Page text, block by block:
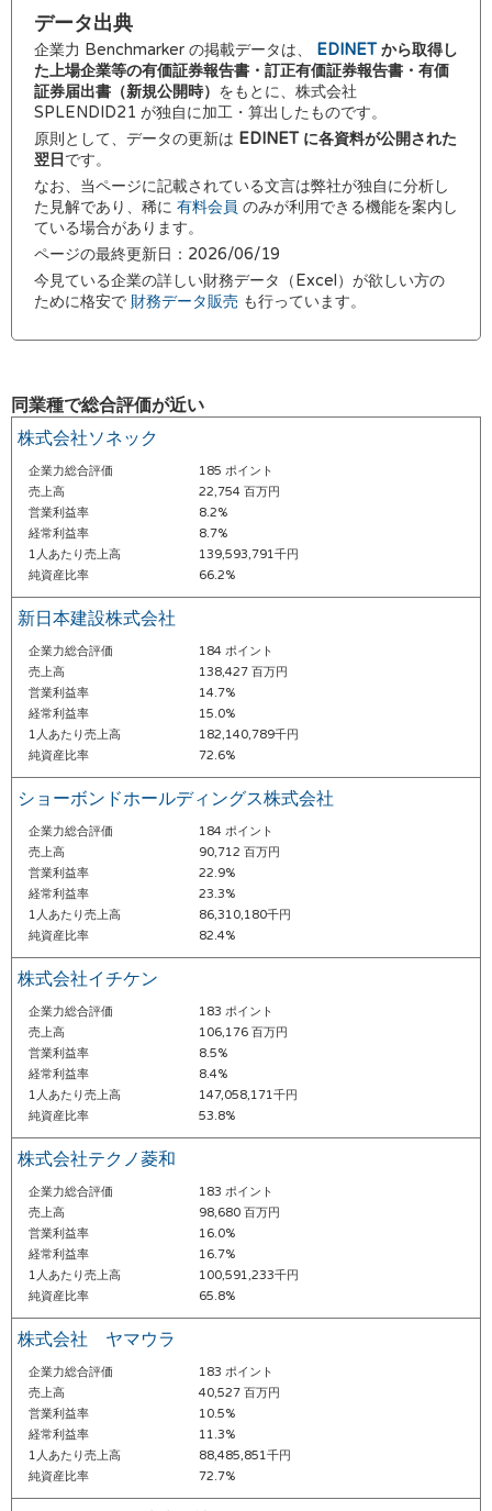
データ出典
企業力 Benchmarker の掲載データは、 EDINETから取得し
た上場企業等の有価証券報告書・訂正有価証券報告書・有価
証券届出書（新規公開時） をもとに、株式会社
SPLENDID21 が独自に加工・算出したものです。
原則として、データの更新は EDINET に各資料が公開された
翌日 です。
なお、当ページに記載されている文言は弊社が独自に分析し
た見解であり、稀に 有料会員 のみが利用できる機能を案内し
ている場合があります。
ページの最終更新日：2026/06/19
今見ている企業の詳しい財務データ（Excel）が欲しい方の
ために格安で 財務データ販売 も行っています。
同業種で総合評価が近い
株式会社ソネック
企業力総合評価
185 ポイント
売上高
22,754 百万円
営業利益率
8.2%
経常利益率
8.7%
1人あたり売上高
139,593,791千円
純資産比率
66.2%
新日本建設株式会社
企業力総合評価
184 ポイント
売上高
138,427 百万円
営業利益率
14.7%
経常利益率
15.0%
1人あたり売上高
182,140,789千円
純資産比率
72.6%
ショーボンドホールディングス株式会社
企業力総合評価
184 ポイント
売上高
90,712 百万円
営業利益率
22.9%
経常利益率
23.3%
1人あたり売上高
86,310,180千円
純資産比率
82.4%
株式会社イチケン
企業力総合評価
183 ポイント
売上高
106,176 百万円
営業利益率
8.5%
経常利益率
8.4%
1人あたり売上高
147,058,171千円
純資産比率
53.8%
株式会社テクノ菱和
企業力総合評価
183 ポイント
売上高
98,680 百万円
営業利益率
16.0%
経常利益率
16.7%
1人あたり売上高
100,591,233千円
純資産比率
65.8%
株式会社 ヤマウラ
企業力総合評価
183 ポイント
売上高
40,527 百万円
営業利益率
10.5%
経常利益率
11.3%
1人あたり売上高
88,485,851千円
純資産比率
72.7%